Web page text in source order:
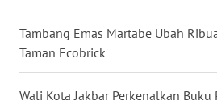
Tambang Emas Martabe Ubah
Taman Ecobrick
Wali Kota Jakbar Perkenalkan
SUMBAR
WN
SUMSEL